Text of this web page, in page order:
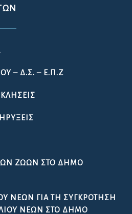
– Δ.Σ. – Ε.Π.Ζ
ΖΏΩΝ ΣΤΟ ΔΉΜΟ
ΝΈΩΝ ΓΙΑ ΤΗ ΣΥΓΚΡΌΤΗΣΗ
ΝΈΩΝ ΣΤΟ ΔΉΜΟ